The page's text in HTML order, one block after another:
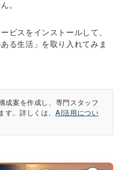
。
ビスをインストールして、
る生活」を取り入れてみま
成案を作成し、専門スタッフ
す。詳しくは、AI活用につい